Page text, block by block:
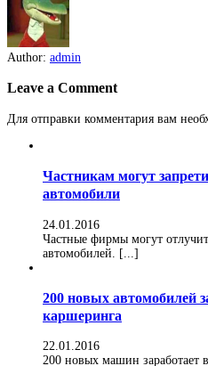
Author: admin
Leave a Comment
Для отправки комментария вам
Частникам могут
автомобили
24.01.2016
Частные фирмы могут
автомобилей. [...]
200 новых автомобилей
каршеринга
22.01.2016
200 новых машин заработает